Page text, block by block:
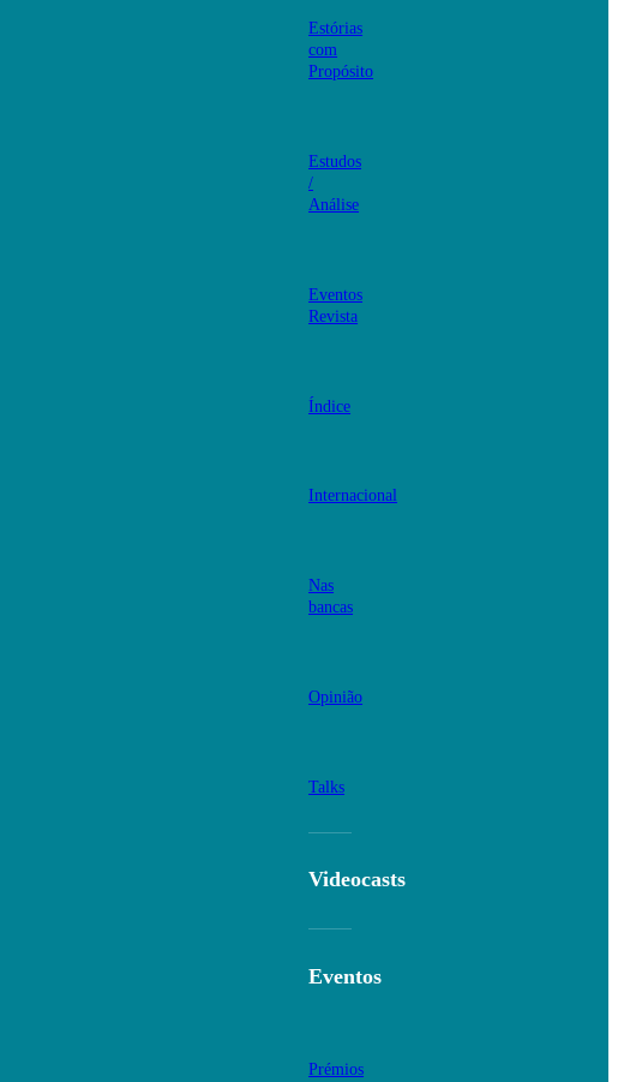
Estórias
com
Propósito
Estudos
/
Análise
Eventos
Revista
Índice
Internacional
Nas
bancas
Opinião
Talks
Videocasts
Eventos
Prémios